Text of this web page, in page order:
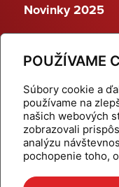
POUŽÍVAME
Súbory cookie a
používame na
našich webových
zobrazovali
analýzu
pochopenie toho,
Novinky 2025
Dynamické
Domov
Aktuality
Kalkulačky